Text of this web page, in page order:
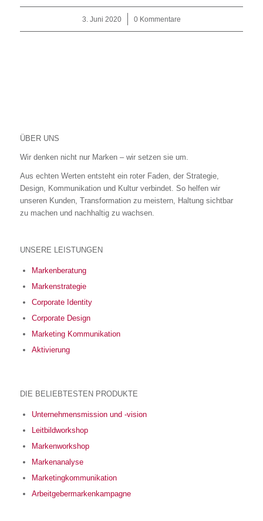
3. Juni 2020
/ 0 Kommentare
ÜBER UNS
Wir denken nicht nur Marken – wir setzen sie um.
Aus echten Werten entsteht ein roter Faden, der Strategie,
Design, Kommunikation und Kultur verbindet. So helfen wir
unseren Kunden, Transformation zu meistern, Haltung sichtbar
zu machen und nachhaltig zu wachsen.
UNSERE LEISTUNGEN
Markenberatung
Markenstrategie
Corporate Identity
Corporate Design
Marketing Kommunikation
Aktivierung
DIE BELIEBTESTEN PRODUKTE
Unternehmensmission und -vision
Leitbildworkshop
Markenworkshop
Markenanalyse
Marketingkommunikation
Arbeitgebermarkenkampagne